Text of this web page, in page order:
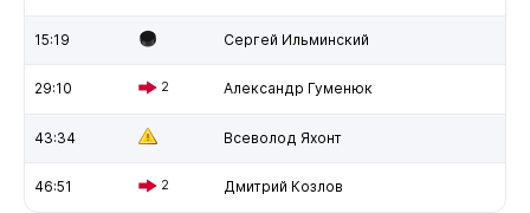
15:19 Сергей Ильминский
29:10 2 Александр Гуменюк
43:34 Всеволод Яхонт
46:51 2 Дмитрий Козлов